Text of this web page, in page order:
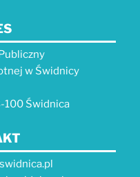
w Świdnicy
100 Świdnica